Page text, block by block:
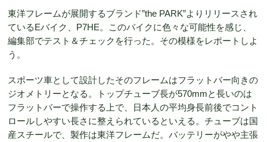
東洋フレームが展開するブランド”the PARK”よりリリースされ
ているEバイク、P7HE。このバイクに色々な可能性を感じ、
編集部でテスト＆チェックを行った。その模様をレポートしよ
う。
スポーツ車として設計したそのフレームはフラットバー向きの
ジオメトリーとなる。トップチューブ長が570mmと長いのは
フラットバーで操作する上で、日本人の平均身長前後でコント
ロールしやすい長さに整えられているといえる。チューブは国
産スチールで、製作は東洋フレームだ。バッテリーがやや主張